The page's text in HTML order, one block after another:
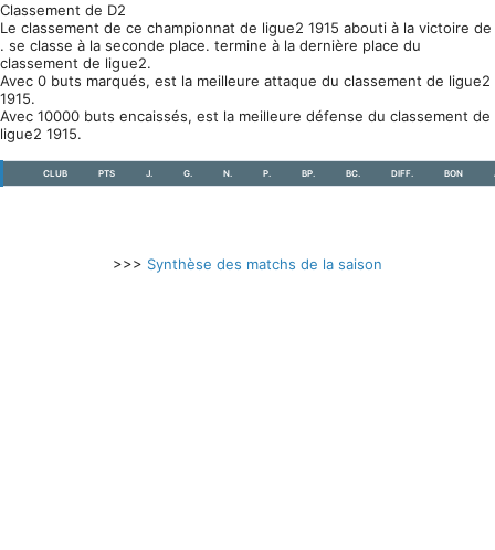
Classement de D2
Le classement de ce championnat de ligue2 1915 abouti à la victoire de
. se classe à la seconde place. termine à la dernière place du
classement de ligue2.
Avec 0 buts marqués, est la meilleure attaque du classement de ligue2
1915.
Avec 10000 buts encaissés, est la meilleure défense du classement de
ligue2 1915.
CLUB PTS J. G. N. P. BP. BC. DIFF. BON
>>> Synthèse des matchs de la saison